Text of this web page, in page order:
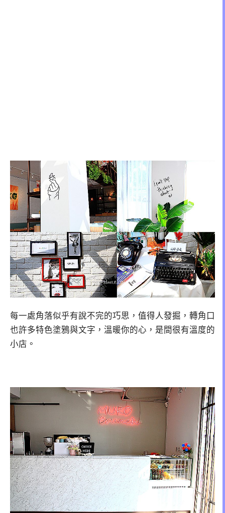
每一處角落似乎有說不完的巧思，值得人發掘，轉角口
也許多特色塗鴉與文字，溫暖你的心，是間很有溫度的
小店。